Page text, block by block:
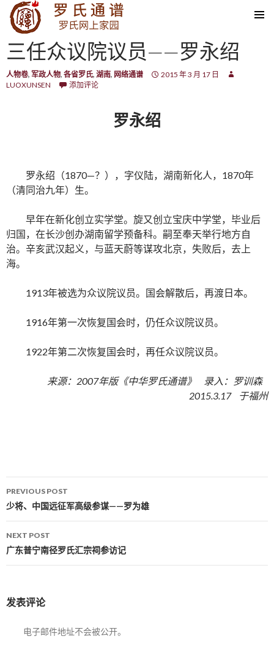
SKIP TO CONTENT
三任众议院议员——罗永绍
人物卷, 军政人物, 各省罗氏, 湖南, 网络通谱
2015 年 3 月 17 日
LUOXUNSEN
添加评论
罗永绍
罗永绍（1870—？），字仪陆，湖南新化人，1870年
（清同治九年）生。
早年在新化创立实学堂。旋又创立宝庆中学堂，毕业后
归国，在长沙创办湖南留学预备科。嗣至奉天举行地方自
治。辛亥武汉起义，与蓝天蔚等谋攻北京，失败后，去上
海。
1913年被选为众议院议员。国会解散后，再渡日本。
1916年第一次恢复国会时，仍任众议院议员。
1922年第二次恢复国会时，再任众议院议员。
来源：2007年版《中华罗氏通谱》 录入：罗训森
2015.3.17 于福州
Post navigation
PREVIOUS POST
少将、中国远征军高级参谋——罗为雄
NEXT POST
广东普宁南径罗氏汇宗祠参访记
发表评论
电子邮件地址不会被公开。